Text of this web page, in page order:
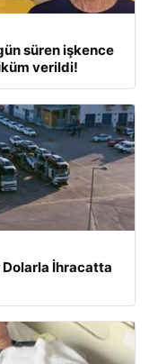
süren işkence
verildi!
İhracatta